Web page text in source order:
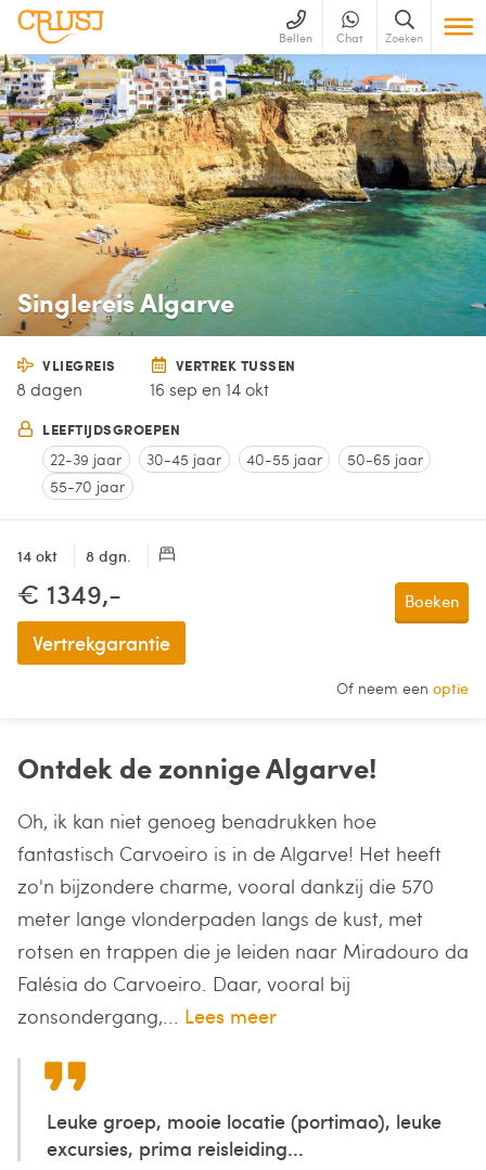
Bellen Chat Zoeken
Singlereis Algarve
VLIEGREIS
8 dagen
VERTREK TUSSEN
16 sep en 14 okt
LEEFTIJDSGROEPEN
22-39 jaar 30-45 jaar 40-55 jaar
50-65 jaar
55-70 jaar
14 okt 8 dgn.
€ 1349,-
Vertrekgarantie
Boeken
Of neem een optie
Ontdek de zonnige Algarve!
Oh, ik kan niet genoeg benadrukken hoe
fantastisch Carvoeiro is in de Algarve! Het heeft
zo'n bijzondere charme, vooral dankzij die 570
meter lange vlonderpaden langs de kust, met
rotsen en trappen die je leiden naar Miradouro da
Falésia do Carvoeiro. Daar, vooral bij
zonsondergang,... Lees meer
Leuke groep, mooie locatie (portimao), leuke
excursies, prima reisleiding...